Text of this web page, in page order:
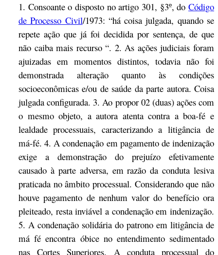
1. Consoante o disposto no artigo 301, §3º, do Código
de Processo Civil/1973: “há coisa julgada, quando se
repete ação que já foi decidida por sentença, de que
não caiba mais recurso “. 2. As ações judiciais foram
ajuizadas em momentos distintos, todavia não foi
demonstrada alteração quanto às condições
socioeconômicas e/ou de saúde da parte autora. Coisa
julgada configurada. 3. Ao propor 02 (duas) ações com
o mesmo objeto, a autora atenta contra a boa-fé e
lealdade processuais, caracterizando a litigância de
má-fé. 4. A condenação em pagamento de indenização
exige a demonstração do prejuízo efetivamente
causado à parte adversa, em razão da conduta lesiva
praticada no âmbito processual. Considerando que não
houve pagamento de nenhum valor do benefício ora
pleiteado, resta inviável a condenação em indenização.
5. A condenação solidária do patrono em litigância de
má fé encontra óbice no entendimento sedimentado
nas Cortes Superiores. A conduta processual do